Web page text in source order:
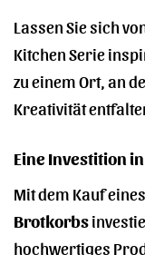
Lassen Sie sich
Kitchen Serie
zu einem Ort, an
Kreativität
Eine Investition
Mit dem Kauf eines
Brotkorbs
hochwertiges